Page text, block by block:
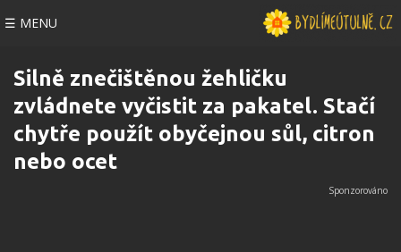
☰ MENU
Silně znečištěnou žehličku
zvládnete vyčistit za pakatel. Stačí
chytře použít obyčejnou sůl, citron
nebo ocet